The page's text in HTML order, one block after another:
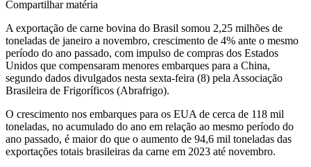
Compartilhar matéria
A exportação de carne bovina do Brasil somou 2,25 milhões de
toneladas de janeiro a novembro, crescimento de 4% ante o mesmo
período do ano passado, com impulso de compras dos Estados
Unidos que compensaram menores embarques para a China,
segundo dados divulgados nesta sexta-feira (8) pela Associação
Brasileira de Frigoríficos (Abrafrigo).
O crescimento nos embarques para os EUA de cerca de 118 mil
toneladas, no acumulado do ano em relação ao mesmo período do
ano passado, é maior do que o aumento de 94,6 mil toneladas das
exportações totais brasileiras da carne em 2023 até novembro.